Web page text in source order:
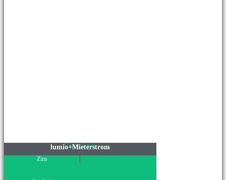
Unternehmen
lumio+Mieterstrom
Zins